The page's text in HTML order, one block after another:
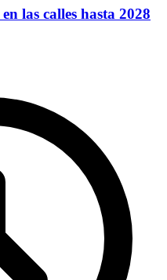
las calles hasta 2028